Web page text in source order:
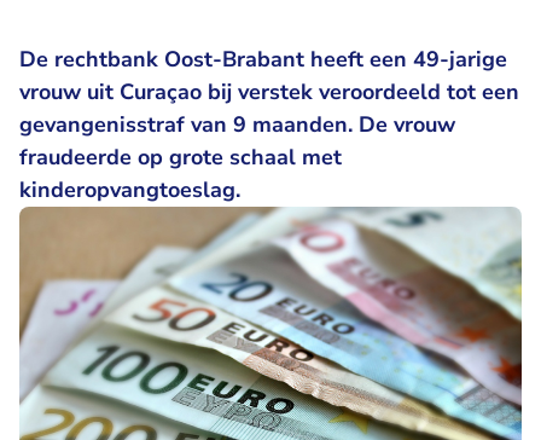
De rechtbank Oost-Brabant heeft een 49-jarige
vrouw uit Curaçao bij verstek veroordeeld tot een
gevangenisstraf van 9 maanden. De vrouw
fraudeerde op grote schaal met
kinderopvangtoeslag.